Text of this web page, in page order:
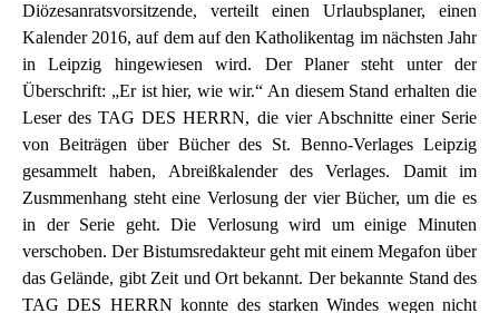
Diözesanratsvorsitzende, verteilt einen Urlaubsplaner, einen
Kalender 2016, auf dem auf den Katholikentag im nächsten Jahr
in Leipzig hingewiesen wird. Der Planer steht unter der
Überschrift: „Er ist hier, wie wir.“ An diesem Stand erhalten die
Leser des TAG DES HERRN, die vier Abschnitte einer Serie
von Beiträgen über Bücher des St. Benno-Verlages Leipzig
gesammelt haben, Abreißkalender des Verlages. Damit im
Zusmmenhang steht eine Verlosung der vier Bücher, um die es
in der Serie geht. Die Verlosung wird um einige Minuten
verschoben. Der Bistumsredakteur geht mit einem Megafon über
das Gelände, gibt Zeit und Ort bekannt. Der bekannte Stand des
TAG DES HERRN konnte des starken Windes wegen nicht